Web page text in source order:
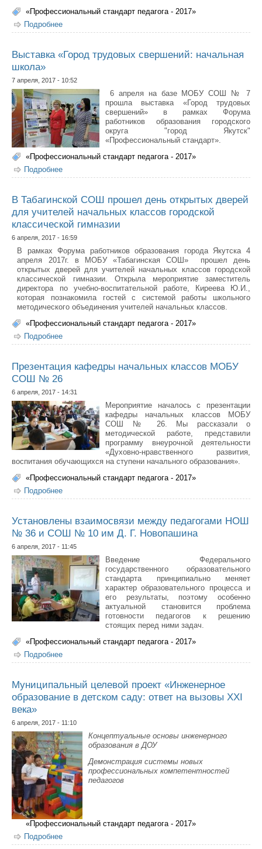
«Профессиональный стандарт педагога - 2017»
Подробнее
программы, технологии, результаты
Выставка «Город трудовых свершений: начальная
школа»
7 апреля, 2017 - 10:52
6 апреля на базе МОБУ СОШ № 7
прошла выставка «Город трудовых
свершений» в рамках Форума
работников образования городского
округа "город Якутск"
«Профессиональный стандарт».
«Профессиональный стандарт педагога - 2017»
Подробнее
школа»
В Табагинской СОШ прошел день открытых дверей
для учителей начальных классов городской
классической гимназии
6 апреля, 2017 - 16:59
В рамках Форума работников образования города Якутска 4
апреля 2017г. в МОБУ «Табагинская СОШ» прошел день
открытых дверей для учителей начальных классов городской
классической гимназии. Открыла мероприятие заместитель
директора по учебно-воспитательной работе, Киреева Ю.И.,
которая познакомила гостей с системой работы школьного
методического объединения учителей начальных классов.
«Профессиональный стандарт педагога - 2017»
Подробнее
для учителей начальных классов городской
Презентация кафедры начальных классов МОБУ
СОШ № 26
6 апреля, 2017 - 14:31
Мероприятие началось с презентации
кафедры начальных классов МОБУ
СОШ № 26. Мы рассказали о
методической работе, представили
программу внеурочной деятельности
«Духовно-нравственного развития,
воспитания обучающихся на ступени начального образования».
«Профессиональный стандарт педагога - 2017»
Подробнее
СОШ № 26
Установлены взаимосвязи между педагогами НОШ
№ 36 и СОШ № 10 им Д. Г. Новопашина
6 апреля, 2017 - 11:45
Введение Федерального
государственного образовательного
стандарта принципиально меняет
характер образовательного процесса и
его результаты, поэтому особенно
актуальной становится проблема
готовности педагогов к решению
стоящих перед ними задач.
«Профессиональный стандарт педагога - 2017»
Подробнее
36 и СОШ № 10 им Д. Г. Новопашина
Муниципальный целевой проект «Инженерное
образование в детском саду: ответ на вызовы XXI
века»
6 апреля, 2017 - 11:10
Концептуальные основы инженерного
образования в ДОУ
Демонстрация системы новых
профессиональных компетентностей
педагогов
«Профессиональный стандарт педагога - 2017»
Подробнее
образование в детском саду: ответ на вызовы XXI